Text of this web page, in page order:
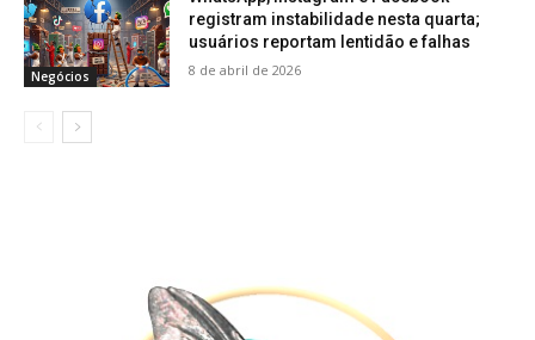
Negócios
registram instabilidade nesta quarta;
usuários reportam lentidão e falhas
8 de abril de 2026